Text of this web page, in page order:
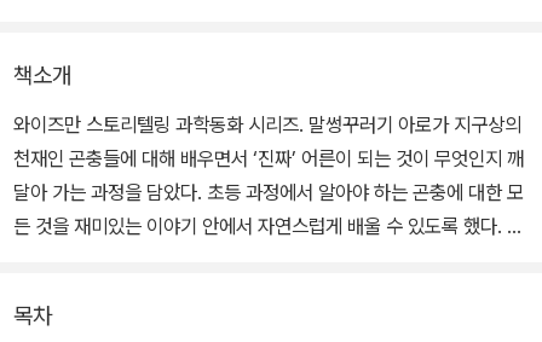
책소개
와이즈만 스토리텔링 과학동화 시리즈. 말썽꾸러기 아로가 지구상의
천재인 곤충들에 대해 배우면서 ‘진짜’ 어른이 되는 것이 무엇인지 깨
달아 가는 과정을 담았다. 초등 과정에서 알아야 하는 곤충에 대한 모
든 것을 재미있는 이야기 안에서 자연스럽게 배울 수 있도록 했다. 이
준다.
목차